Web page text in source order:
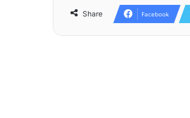
Share Facebook